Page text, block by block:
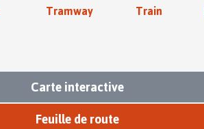
Tramway Train
Carte interactive